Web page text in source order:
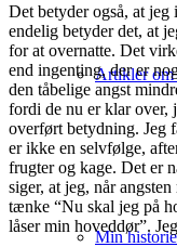
Artikler
Min
Det betyder også, at
endelig betyder det, at
for at overnatte. Det
end ingenting, der er
den tåbelige angst
fordi de nu er klar over,
overført betydning. Jeg
er ikke en selvfølge,
frugter og kage. Det er
siger, at jeg, når
tænke “Nu skal jeg på
låser min hoveddør”.